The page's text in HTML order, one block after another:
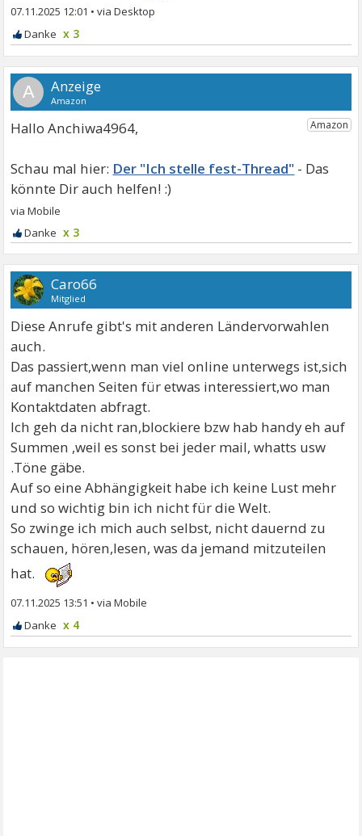
07.11.2025 12:01 •
x 3
A
Hallo Anchiwa4964,
Der "Ich stelle fest-Thread"
x 3
Caro66
Mitglied
Diese Anrufe gibt's mit anderen Ländervorwahlen
auch.
Das passiert,wenn man viel online unterwegs ist,sich
auf manchen Seiten für etwas interessiert,wo man
Kontaktdaten abfragt.
Ich geh da nicht ran,blockiere bzw hab handy eh auf
Summen ,weil es sonst bei jeder mail, whatts usw
.Töne gäbe.
Auf so eine Abhängigkeit habe ich keine Lust mehr
und so wichtig bin ich nicht für die Welt.
So zwinge ich mich auch selbst, nicht dauernd zu
schauen, hören,lesen, was da jemand mitzuteilen
hat.
07.11.2025 13:51 •
x 4